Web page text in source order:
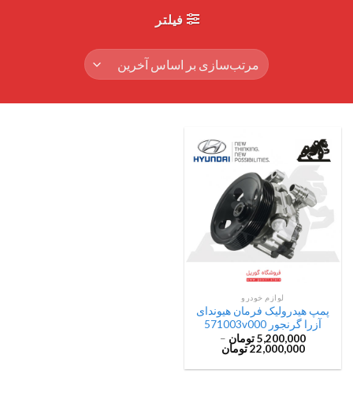
فیلتر
لوازم خودرو
پمپ هیدرولیک فرمان هیوندای
آزرا گرنجور 571003v000
5,200,000تومان –
22,000,000تومان